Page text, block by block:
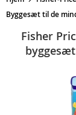
Byggesæt til de
Fisher